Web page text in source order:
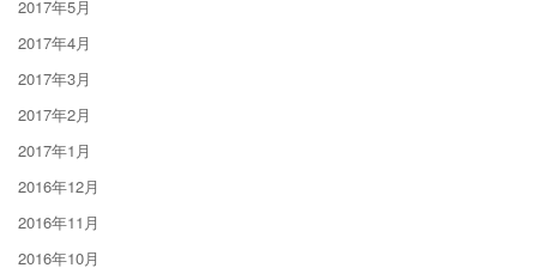
2017年5月
2017年4月
2017年3月
2017年2月
2017年1月
2016年12月
2016年11月
2016年10月